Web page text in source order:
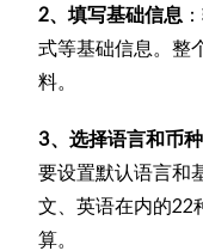
2、填写基础信息
式等基础信息。整
料。
3、选择语言和币种
要设置默认语言和
文、英语在内的22
算。